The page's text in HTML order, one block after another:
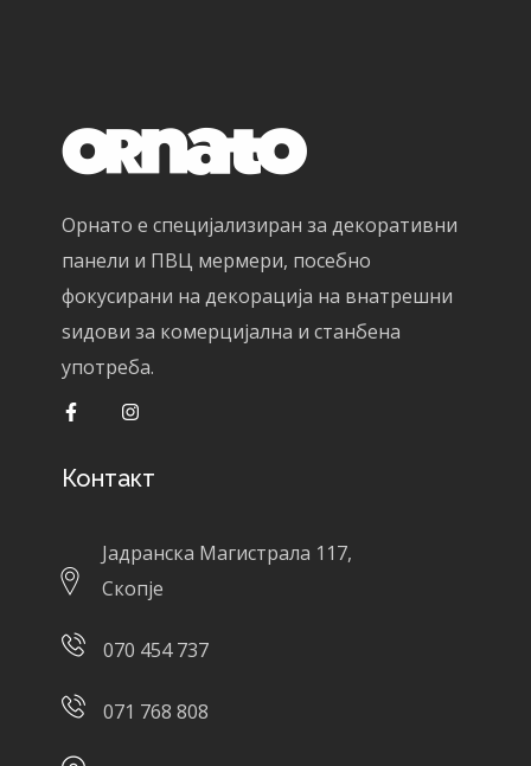
Орнато е специјализиран за декоративни
панели и ПВЦ мермери, посебно
фокусирани на декорација на внатрешни
ѕидови за комерцијална и станбена
употреба.
Контакт
Јадранска Магистрала 117,
Скопје
070 454 737
071 768 808